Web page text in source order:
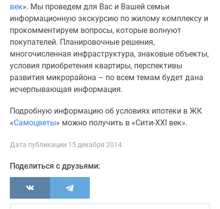
комнатные
комнатные
комнатные
Квартиры
карте
Ипотечный
калькулятор
ипотека
ипотека
Банки
программы
век». Мы проведем для Вас и Вашей семьи
информационную экскурсию по жилому комплексу и
прокомментируем вопросы, которые волнуют
покупателей. Планировочные решения,
многочисленная инфраструктура, знаковые объекты,
условия приобретения квартиры, перспективы
развития микрорайона – по всем темам будет дана
исчерпывающая информация.
Подробную информацию об условиях ипотеки в ЖК
«Самоцветы» можно получить в «Сити-XXI век».
Дата публикации 15 декабря 2014
Поделиться с друзьями: